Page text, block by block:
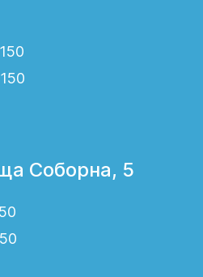
Соборна, 5